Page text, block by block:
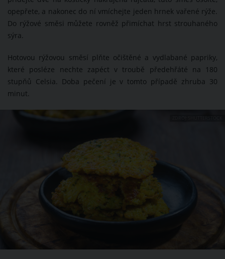
opepřete, a nakonec do ní vmíchejte jeden hrnek vařené rýže.
Do rýžové směsi můžete rovněž přimíchat hrst strouhaného
sýra.
Hotovou rýžovou směsí plňte očištěné a vydlabané papriky,
které posléze nechte zapéct v troubě předehřáté na 180
stupňů Celsia. Doba pečení je v tomto případě zhruba 30
minut.